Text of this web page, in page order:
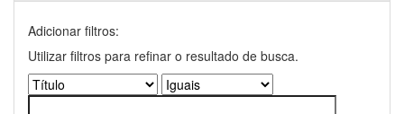
Adicionar filtros:
Utilizar filtros para refinar o resultado de busca.